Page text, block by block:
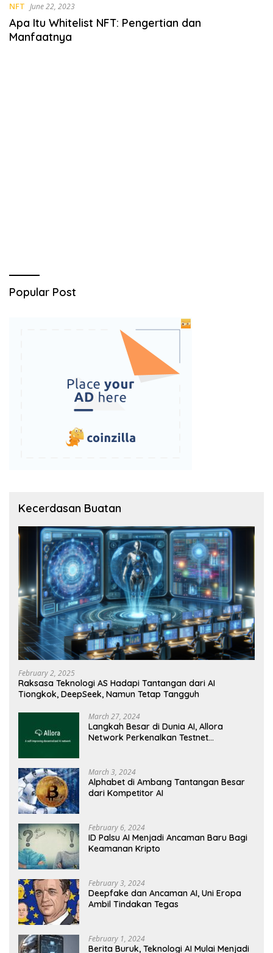
NFT June 22, 2023
Apa Itu Whitelist NFT: Pengertian dan
Manfaatnya
Popular Post
Kecerdasan Buatan
February 2, 2025
Raksasa Teknologi AS Hadapi Tantangan dari AI
Tiongkok, DeepSeek, Namun Tetap Tangguh
March 27, 2024
Langkah Besar di Dunia AI, Allora
Network Perkenalkan Testnet
March 3, 2024
Alphabet di Ambang Tantangan Besar
dari Kompetitor AI
February 6, 2024
ID Palsu AI Menjadi Ancaman Baru Bagi
Keamanan Kripto
February 3, 2024
Deepfake dan Ancaman AI, Uni Eropa
Ambil Tindakan Tegas
February 1, 2024
Berita Buruk, Teknologi AI Mulai Menjadi